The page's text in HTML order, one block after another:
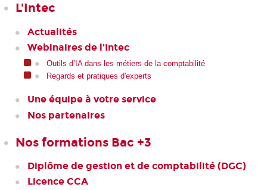
L'Intec
Actualités
Webinaires de l'Intec
Outils d’IA dans les métiers de la comptabilité
Regards et pratiques d'experts
Une équipe à votre service
Nos partenaires
Nos formations Bac +3
Diplôme de gestion et de comptabilité (DGC)
Licence CCA